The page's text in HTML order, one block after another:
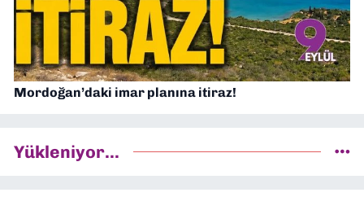
Mordoğan’daki imar planına itiraz!
Yükleniyor...